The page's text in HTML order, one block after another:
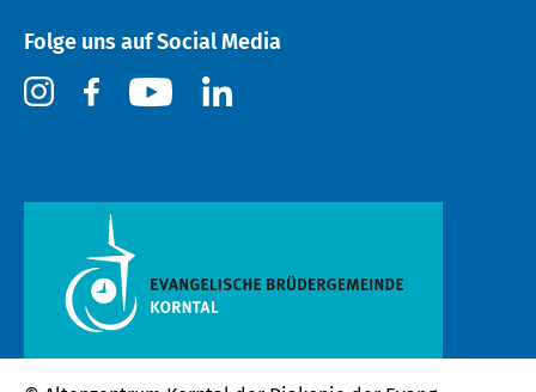
Folge uns auf Social Media